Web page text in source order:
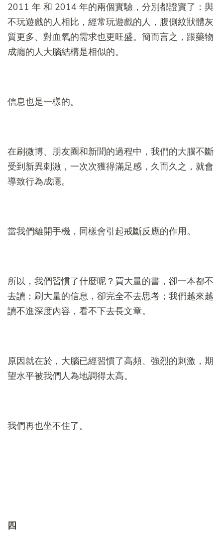
2011 年 和 2014 年的兩個實驗，分別都證實了：與
不玩遊戲的人相比，經常玩遊戲的人，腹側紋狀體灰
質更多、對血氧的需求也更旺盛。簡而言之，跟藥物
成癮的人大腦結構是相似的。
信息也是一樣的。
在刷微博、朋友圈和新聞的過程中，我們的大腦不斷
受到新異刺激，一次次獲得滿足感，久而久之，就會
導致行為成癮。
當我們離開手機，同樣會引起戒斷反應的作用。
所以，我們習慣了什麼呢？買大量的書，卻一本都不
去讀；刷大量的信息，卻完全不去思考；我們越來越
讀不進深度內容，看不下去長文章。
原因就在於，大腦已經習慣了高頻、強烈的刺激，期
望水平被我們人為地調得太高。
我們再也坐不住了。
四